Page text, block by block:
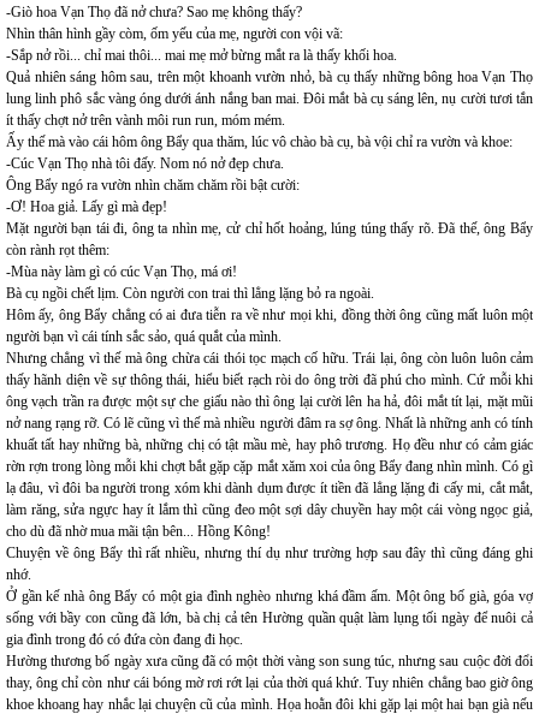
-Giò hoa Vạn Thọ đã nở chưa? Sao mẹ không thấy?
Nhìn thân hình gầy còm, ốm yếu của mẹ, người con vội vã:
-Sắp nở rồi... chỉ mai thôi... mai mẹ mở bừng mắt ra là thấy khối hoa.
Quả nhiên sáng hôm sau, trên một khoanh vườn nhỏ, bà cụ thấy những bông hoa Vạn Thọ
lung linh phô sắc vàng óng dưới ánh nắng ban mai. Đôi mắt bà cụ sáng lên, nụ cười tươi tắn
ít thấy chợt nở trên vành môi run run, móm mém.
Ấy thế mà vào cái hôm ông Bẩy qua thăm, lúc vô chào bà cụ, bà vội chỉ ra vườn và khoe:
-Cúc Vạn Thọ nhà tôi đấy. Nom nó nở đẹp chưa.
Ông Bẩy ngó ra vườn nhìn chăm chăm rồi bật cười:
-Ơ! Hoa giả. Lấy gì mà đẹp!
Mặt người bạn tái đi, ông ta nhìn mẹ, cử chỉ hốt hoảng, lúng túng thấy rõ. Đã thế, ông Bẩy
còn rành rọt thêm:
-Mùa này làm gì có cúc Vạn Thọ, má ơi!
Bà cụ ngồi chết lịm. Còn người con trai thì lẳng lặng bỏ ra ngoài.
Hôm ấy, ông Bẩy chẳng có ai đưa tiễn ra về như mọi khi, đồng thời ông cũng mất luôn một
người bạn vì cái tính sắc sảo, quá quắt của mình.
Nhưng chẳng vì thế mà ông chừa cái thói tọc mạch cố hữu. Trái lại, ông còn luôn luôn cảm
thấy hãnh diện về sự thông thái, hiểu biết rạch ròi do ông trời đã phú cho mình. Cứ mỗi khi
ông vạch trần ra được một sự che giấu nào thì ông lại cười lên ha hả, đôi mắt tít lại, mặt mũi
nở nang rạng rỡ. Có lẽ cũng vì thế mà nhiều người đâm ra sợ ông. Nhất là những anh có tính
khuất tất hay những bà, những chị có tật mầu mè, hay phô trương. Họ đều như có cảm giác
rờn rợn trong lòng mỗi khi chợt bắt gặp cặp mắt xăm xoi của ông Bẩy đang nhìn mình. Có gì
lạ đâu, vì đôi ba người trong xóm khi dành dụm được ít tiền đã lẳng lặng đi cấy mi, cắt mắt,
làm răng, sửa ngực hay ít lắm thì cũng đeo một sợi dây chuyền hay một cái vòng ngọc giả,
cho dù đã nhờ mua mãi tận bên... Hồng Kông!
Chuyện về ông Bẩy thì rất nhiều, nhưng thí dụ như trường hợp sau đây thì cũng đáng ghi
nhớ.
Ở gần kế nhà ông Bẩy có một gia đình nghèo nhưng khá đầm ấm. Một ông bố già, góa vợ
sống với bầy con cũng đã lớn, bà chị cả tên Hường quần quật làm lụng tối ngày để nuôi cả
gia đình trong đó có đứa còn đang đi học.
Hường thương bố ngày xưa cũng đã có một thời vàng son sung túc, nhưng sau cuộc đời đổi
thay, ông chỉ còn như cái bóng mờ rơi rớt lại của thời quá khứ. Tuy nhiên chẳng bao giờ ông
khoe khoang hay nhắc lại chuyện cũ của mình. Họa hoằn đôi khi gặp lại một hai bạn già nếu